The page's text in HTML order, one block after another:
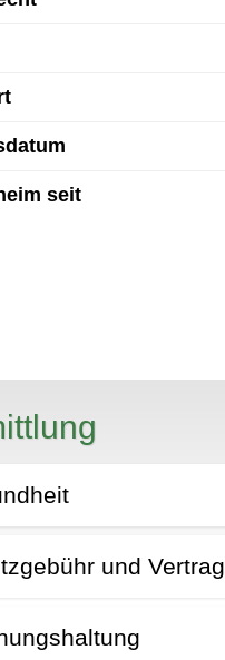
seit
und Vertrag